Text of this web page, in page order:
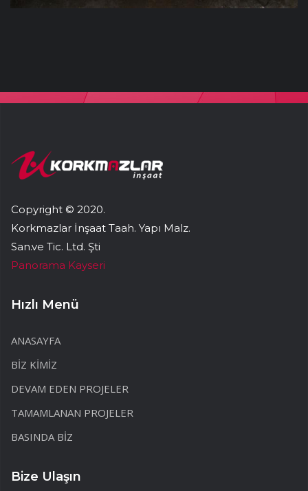
Copyright © 2020.
Korkmazlar İnşaat Taah. Yapı Malz.
San.ve Tic. Ltd. Şti
Panorama Kayseri
Hızlı Menü
ANASAYFA
BİZ KİMİZ
DEVAM EDEN PROJELER
TAMAMLANAN PROJELER
BASINDA BİZ
Bize Ulaşın